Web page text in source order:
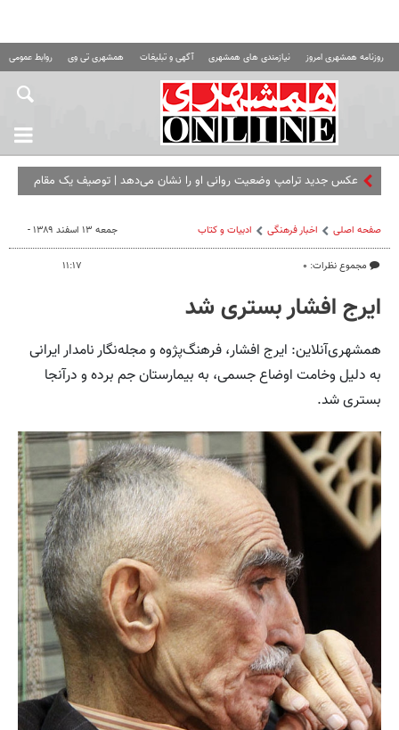
روزنامه همشهری امروز نیازمندی های همشهری آگهی و تبلیغات همشهری تی وی روابط عمومی
عکس جدید ترامپ وضعیت روانی او را نشان می‌دهد | توصیف یک مقام
صفحه اصلی اخبار فرهنگی ادبیات و کتاب
مجموع نظرات: ۰
جمعه ۱۳ اسفند ۱۳۸۹ -
۱۱:۱۷
ایرج افشار بستری شد
همشهری‌آنلاین: ایرج افشار، فرهنگ‌پژوه و مجله‌نگار نامدار ایرانی
به دلیل وخامت اوضاع جسمی، به بیمارستان جم برده و در‌آنجا
بستری شد.